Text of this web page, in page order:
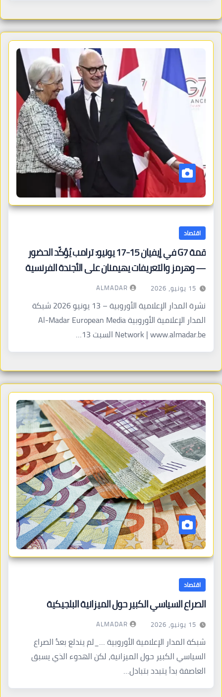
اقتصاد
قمة G7 في إيفيان 15-17 يونيو: ترامب يُؤكّد الحضور
— وهرمز والتعريفات يهيمنان على الأجندة الفرنسية
15 يونيو، 2026 ALMADAR
نشرة المدار الإعلامية الأوروبية – 13 يونيو 2026 شبكة
المدار الإعلامية الأوروبية Al-Madar European Media
Network | www.almadar.be السبت 13…
اقتصاد
الصراع السياسي الكبير حول الميزانية البلجيكية
15 يونيو، 2026 ALMADAR
شبكة المدار الإعلامية الأوروبية …_لم يندلع بعدُ الصراع
السياسي الكبير حول الميزانية، لكن الهدوء الذي يسبق
العاصفة بدأ يتبدد بتبادل…